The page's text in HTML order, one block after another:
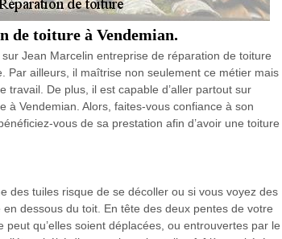
de toiture à Vendemian.
Jean Marcelin entreprise de réparation de toiture
Par ailleurs, il maîtrise non seulement ce métier mais
De plus, il est capable d’aller partout sur
à Vendemian. Alors, faites-vous confiance à son
vous de sa prestation afin d’avoir une toiture
des tuiles risque de se décoller ou si vous voyez des
dessous du toit. En tête des deux pentes de votre
qu’elles soient déplacées, ou entrouvertes par le